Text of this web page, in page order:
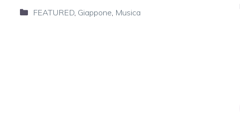
Categorie
FEATURED, Giappone Musica